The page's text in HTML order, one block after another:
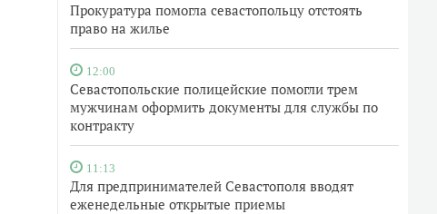
Прокуратура помогла севастопольцу отстоять
право на жилье
12:00
Севастопольские полицейские помогли трем
мужчинам оформить документы для службы по
контракту
11:13
Для предпринимателей Севастополя вводят
еженедельные открытые приемы